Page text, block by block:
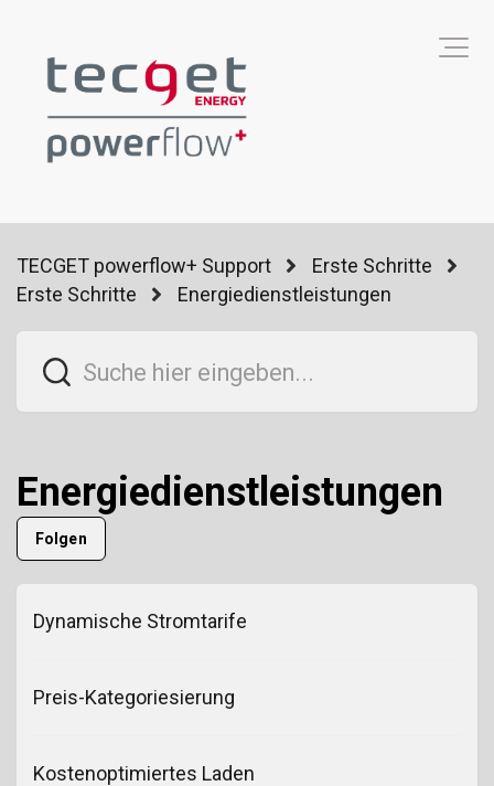
TECGET powerflow+ Support
Erste Schritte
Erste Schritte
Energiedienstleistungen
Energiedienstleistungen
Folgen
Dynamische Stromtarife
Preis-Kategoriesierung
Kostenoptimiertes Laden